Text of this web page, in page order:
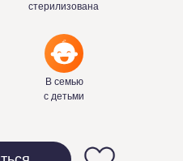
стерилизована
В семью
с детьми